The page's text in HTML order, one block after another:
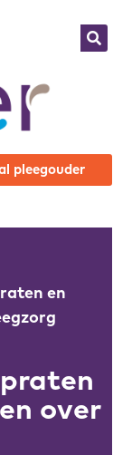
al pleegouder
en
over